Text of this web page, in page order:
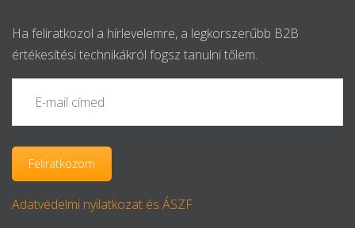
Ha feliratkozol a hírlevelemre, a legkorszerűbb B2B
értékesítési technikákról fogsz tanulni tőlem.
Adatvédelmi nyilatkozat és ÁSZF